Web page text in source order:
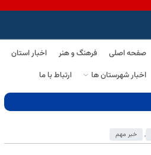
صفحه اصلی فرهنگ و هنر اخبار استان
اخبار شهرستان ها
ارتباط با ما
, خبر مهم